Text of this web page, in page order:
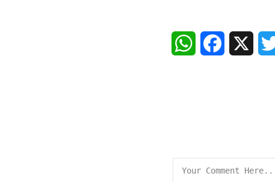
WhatsAppFacebook